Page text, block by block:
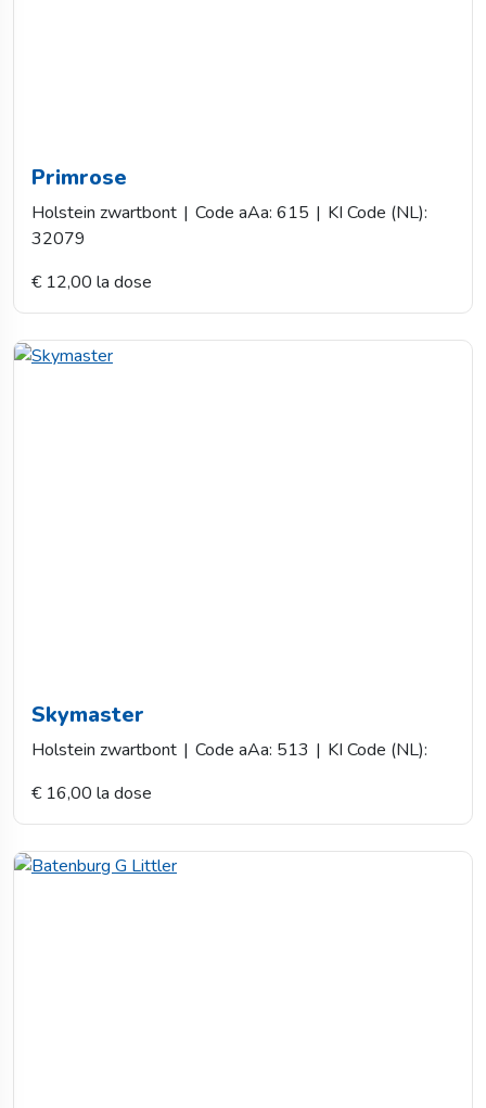
Primrose
Holstein zwartbont | Code aAa: 615 | KI Code (NL):
32079
€ 12,00 la dose
Skymaster
Holstein zwartbont | Code aAa: 513 | KI Code (NL):
€ 16,00 la dose